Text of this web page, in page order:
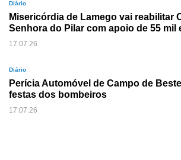
Diário
Misericórdia de Lamego vai reabilitar
Senhora do Pilar com apoio de 55 mil
17.07.26
Diário
Perícia Automóvel de Campo de
festas dos bombeiros
17.07.26